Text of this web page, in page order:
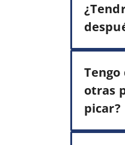
otras
picar?